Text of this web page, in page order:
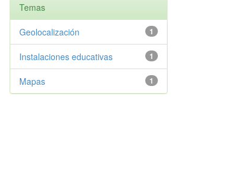
Temas
1
Geolocalización
1
Instalaciones educativas
1
Mapas